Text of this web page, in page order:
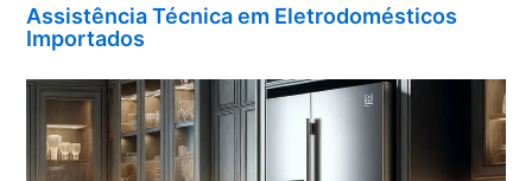
Assistência Técnica em Eletrodomésticos
Importados